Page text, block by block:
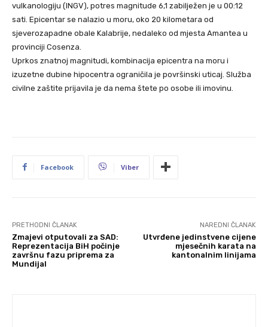
vulkanologiju (INGV), potres magnitude 6,1 zabilježen je u 00:12
sati. Epicentar se nalazio u moru, oko 20 kilometara od
sjeverozapadne obale Kalabrije, nedaleko od mjesta Amantea u
provinciji Cosenza.
Uprkos znatnoj magnitudi, kombinacija epicentra na moru i
izuzetne dubine hipocentra ograničila je površinski uticaj. Služba
civilne zaštite prijavila je da nema štete po osobe ili imovinu.
Facebook Viber
PRETHODNI ČLANAK
Zmajevi otputovali za SAD:
Reprezentacija BiH počinje
završnu fazu priprema za
Mundijal
NAREDNI ČLANAK
Utvrđene jedinstvene cijene
mjesečnih karata na
kantonalnim linijama